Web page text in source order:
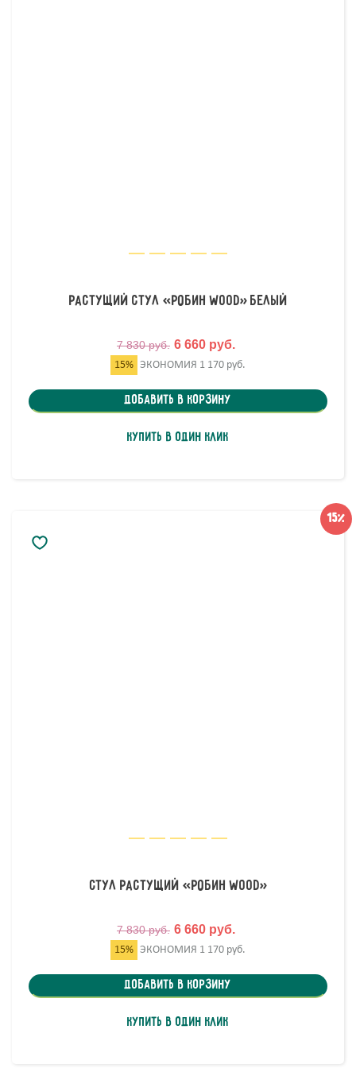
Растущий стул «Робин Wood» белый
7 830 руб. 6 660 руб.
15% ЭКОНОМИЯ 1 170 руб.
Добавить в корзину
Купить в один клик
15%
Стул растущий «Робин Wood»
7 830 руб. 6 660 руб.
15% ЭКОНОМИЯ 1 170 руб.
Добавить в корзину
Купить в один клик